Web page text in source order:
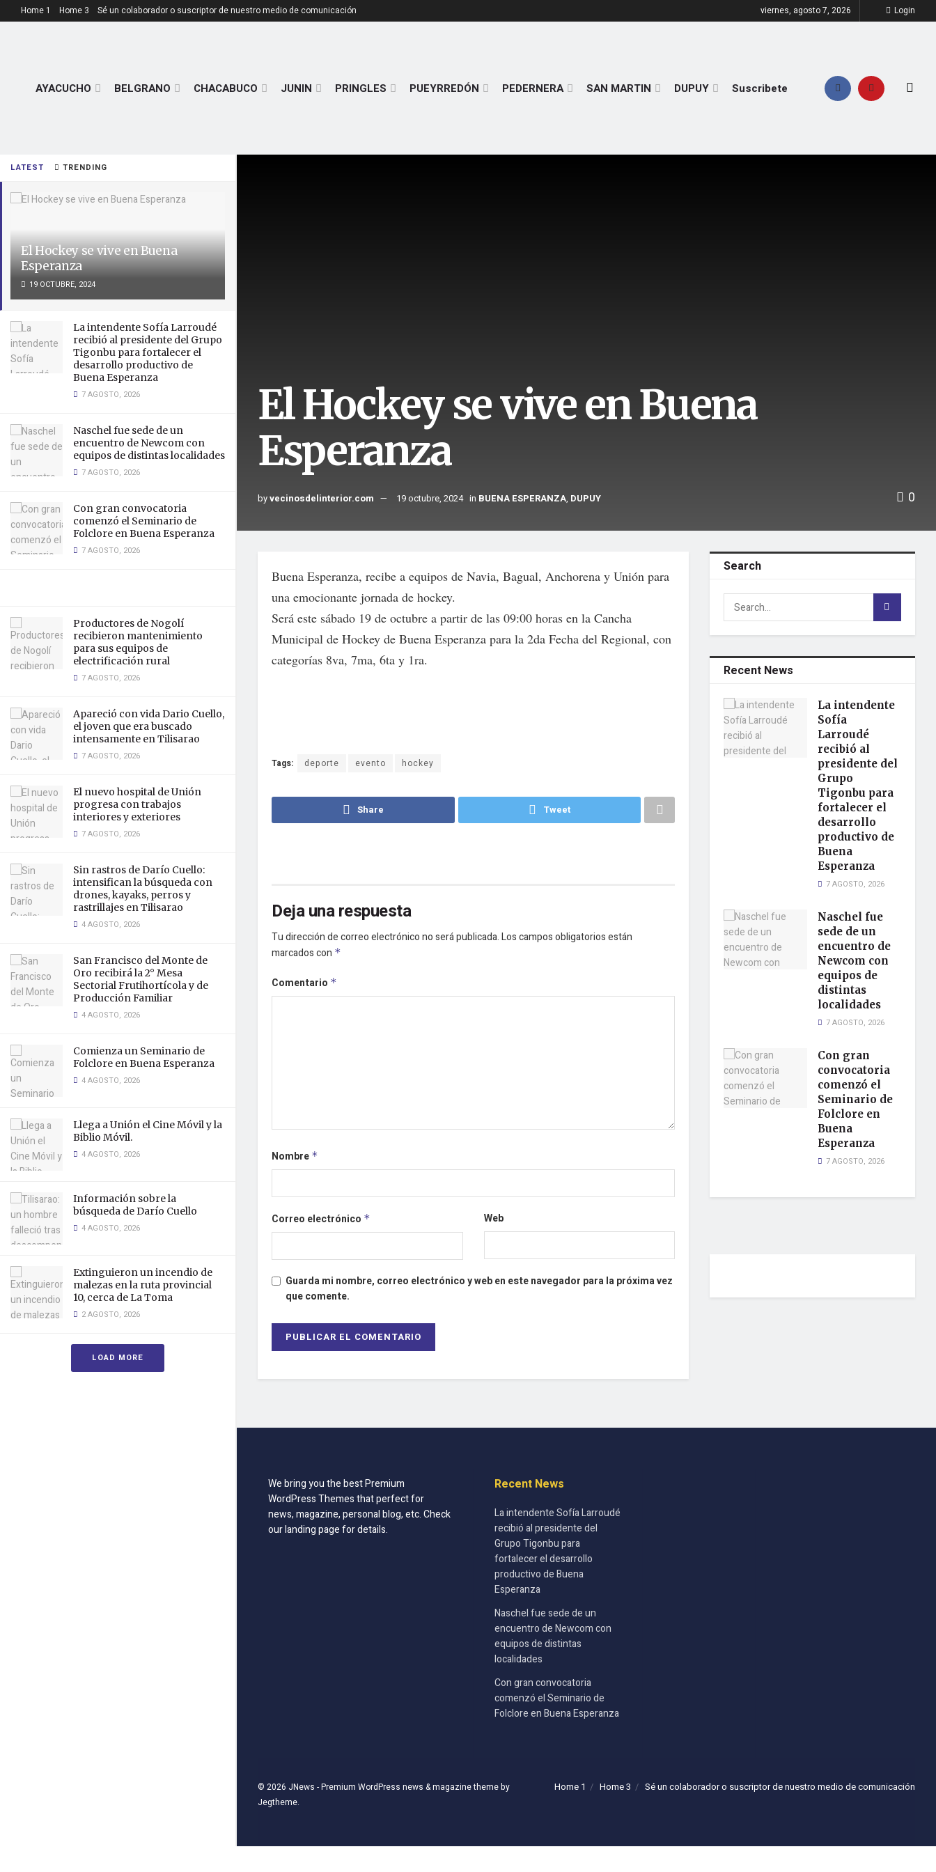
LATEST TRENDING
El Hockey se vive en Buena
Esperanza
19 OCTUBRE, 2024
La intendente Sofía Larroudé
recibió al presidente del Grupo
Tigonbu para fortalecer el
desarrollo productivo de
Buena Esperanza
7 AGOSTO, 2026
Naschel fue sede de un
encuentro de Newcom con
equipos de distintas localidades
7 AGOSTO, 2026
Con gran convocatoria
comenzó el Seminario de
Folclore en Buena Esperanza
7 AGOSTO, 2026
Productores de Nogolí
recibieron mantenimiento
para sus equipos de
electrificación rural
7 AGOSTO, 2026
Apareció con vida Dario Cuello,
el joven que era buscado
intensamente en Tilisarao
7 AGOSTO, 2026
El nuevo hospital de Unión
progresa con trabajos
interiores y exteriores
7 AGOSTO, 2026
Sin rastros de Darío Cuello:
intensifican la búsqueda con
drones, kayaks, perros y
rastrillajes en Tilisarao
4 AGOSTO, 2026
San Francisco del Monte de
Oro recibirá la 2° Mesa
Sectorial Frutihortícola y de
Producción Familiar
4 AGOSTO, 2026
Comienza un Seminario de
Folclore en Buena Esperanza
4 AGOSTO, 2026
Llega a Unión el Cine Móvil y la
Biblio Móvil.
4 AGOSTO, 2026
Información sobre la
búsqueda de Darío Cuello
4 AGOSTO, 2026
Extinguieron un incendio de
malezas en la ruta provincial
10, cerca de La Toma
2 AGOSTO, 2026
LOAD MORE
Home 1 Home 3 Sé un colaborador o suscriptor de nuestro medio de comunicación viernes, agosto 7, 2026 Login
AYACUCHO BELGRANO CHACABUCO JUNIN PRINGLES PUEYRREDÓN PEDERNERA SAN MARTIN DUPUY Suscribete
El Hockey se vive en Buena
Esperanza
byvecinosdelinterior.com 19 octubre, 2024 in BUENA ESPERANZA, DUPUY 0
Buena Esperanza, recibe a equipos de Navia, Bagual, Anchorena y Unión para
una emocionante jornada de hockey.
Será este sábado 19 de octubre a partir de las 09:00 horas en la Cancha
Municipal de Hockey de Buena Esperanza para la 2da Fecha del Regional, con
categorías 8va, 7ma, 6ta y 1ra.
Tags: deporte evento hockey
Share Tweet
Deja una respuesta
Tu dirección de correo electrónico no será publicada.Los campos obligatorios están
marcados con *
Comentario *
Nombre *
Correo electrónico * Web
Guarda mi nombre, correo electrónico y web en este navegador para la próxima vez
que comente.
Search
Recent News
La intendente
Sofía
Larroudé
recibió al
presidente del
Grupo
Tigonbu para
fortalecer el
desarrollo
productivo de
Buena
Esperanza
7 AGOSTO, 2026
Naschel fue
sede de un
encuentro de
Newcom con
equipos de
distintas
localidades
7 AGOSTO, 2026
Con gran
convocatoria
comenzó el
Seminario de
Folclore en
Buena
Esperanza
7 AGOSTO, 2026
We bring you the best Premium
WordPress Themes that perfect for
news, magazine, personal blog, etc. Check
our landing page for details.
Recent News
La intendente Sofía Larroudé
recibió al presidente del
Grupo Tigonbu para
fortalecer el desarrollo
productivo de Buena
Esperanza
Naschel fue sede de un
encuentro de Newcom con
equipos de distintas
localidades
Con gran convocatoria
comenzó el Seminario de
Folclore en Buena Esperanza
Home 1 Home 3 Sé un colaborador o suscriptor de nuestro medio de comunicación
© 2026 JNews - Premium WordPress news & magazine theme by
Jegtheme.